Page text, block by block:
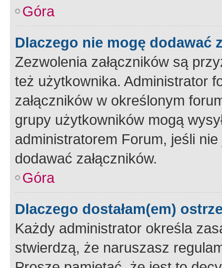
Góra
Dlaczego nie mogę dodawać
Zezwolenia załączników są
też użytkownika. Administrator
załączników w określonym
grupy użytkowników mogą
administratorem Forum, jeśli
dodawać załączników.
Góra
Dlaczego dostałam(em)
Każdy administrator określa
stwierdzą, że naruszasz